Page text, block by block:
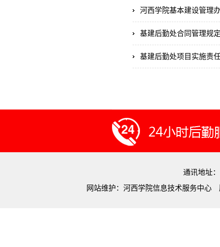
河西学院基本建设管理
基建后勤处合同管理规
基建后勤处项目实施责
通讯地址
网站维护：河西学院信息技术服务中